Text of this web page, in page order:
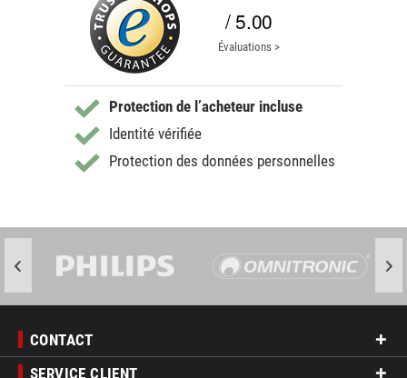
/ 5.00
Évaluations >
Protection de l’acheteur incluse
Identité vérifiée
Protection des données personnelles
CONTACT
SERVICE CLIENT